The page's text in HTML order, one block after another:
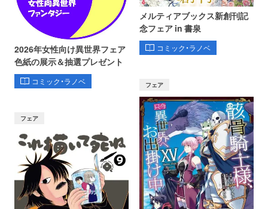
2026年女性向け異世界フェア
色紙の展示＆抽選プレゼント
コミック・ラノベ
メルティアブックス新創刊記
念フェア in 書泉
コミック・ラノベ
フェア
フェア